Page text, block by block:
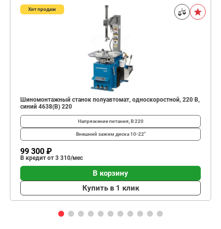
Хит продаж
Шиномонтажный станок полуавтомат, односкоростной, 220 В,
синий 4638(B) 220
Напряжение питания, В220
Внешний зажим диска10-22"
99 300 ₽
В кредит от 3 310/мес
В корзину
Купить в 1 клик